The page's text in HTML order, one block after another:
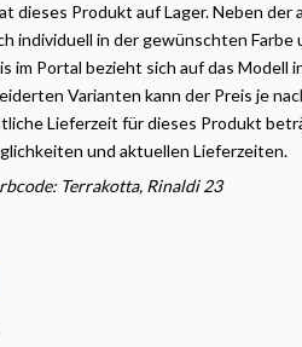
dieses Produkt auf Lager. Neben
individuell in der gewünschten
im Portal bezieht sich auf das
Varianten kann der Preis je
Lieferzeit für dieses Produkt
und aktuellen Lieferzeiten.
Terrakotta, Rinaldi 23